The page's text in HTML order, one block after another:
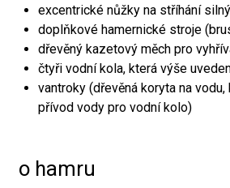
excentrické nůžky na stříhání
doplňkové hamernické stroje
dřevěný kazetový měch pro
čtyři vodní kola, která výše
vantroky (dřevěná koryta na
přívod vody pro vodní kolo)
o hamru